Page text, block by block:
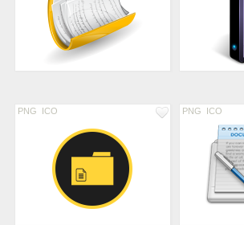
PNG ICO PNG ICO